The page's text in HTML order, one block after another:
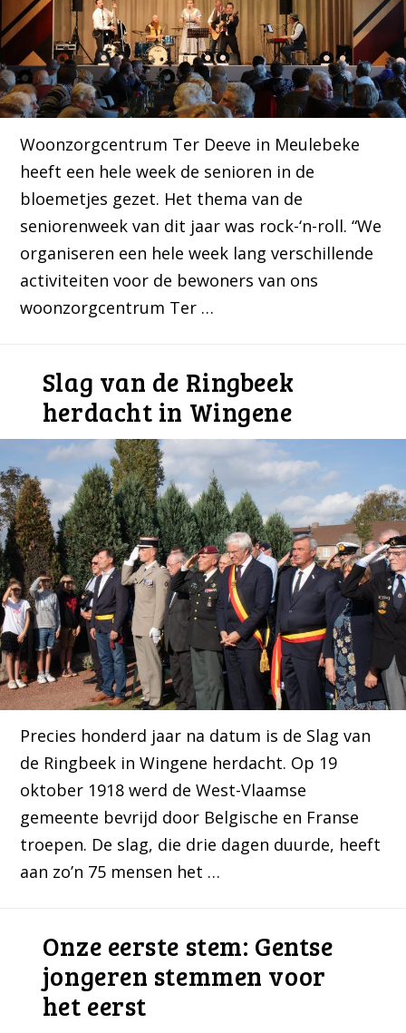
Woonzorgcentrum Ter Deeve in Meulebeke
heeft een hele week de senioren in de
bloemetjes gezet. Het thema van de
seniorenweek van dit jaar was rock-‘n-roll. “We
organiseren een hele week lang verschillende
activiteiten voor de bewoners van ons
woonzorgcentrum Ter …
Slag van de Ringbeek
herdacht in Wingene
Precies honderd jaar na datum is de Slag van
de Ringbeek in Wingene herdacht. Op 19
oktober 1918 werd de West-Vlaamse
gemeente bevrijd door Belgische en Franse
troepen. De slag, die drie dagen duurde, heeft
aan zo’n 75 mensen het …
Onze eerste stem: Gentse
jongeren stemmen voor
het eerst